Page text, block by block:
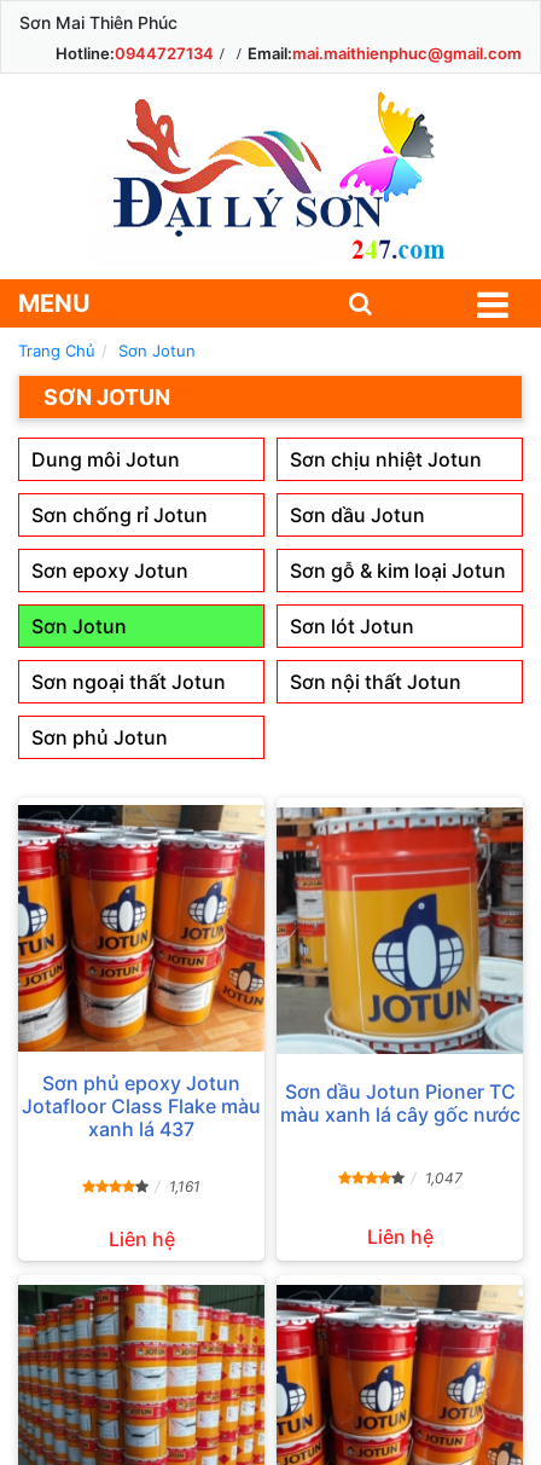
Sơn Mai Thiên Phúc
Hotline:0944727134 Email:mai.maithienphuc@gmail.com
MENU
Trang Chủ Sơn Jotun
SƠN JOTUN
Dung môi Jotun Sơn chịu nhiệt Jotun
Sơn chống rỉ Jotun Sơn dầu Jotun
Sơn epoxy Jotun Sơn gỗ & kim loại Jotun
Sơn Jotun Sơn lót Jotun
Sơn ngoại thất Jotun Sơn nội thất Jotun
Sơn phủ Jotun
Sơn phủ epoxy Jotun
Jotafloor Class Flake màu
xanh lá 437
1,161
Liên hệ
Sơn dầu Jotun Pioner TC
màu xanh lá cây gốc nước
1,047
Liên hệ